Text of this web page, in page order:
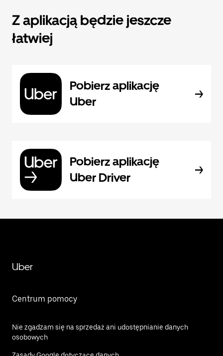
Z aplikacją będzie jeszcze
łatwiej
Pobierz aplikację
Uber
Pobierz aplikację
Uber Driver
Uber
Centrum pomocy
Nie zgadzam się na sprzedaż ani udostępnianie danych
osobowych